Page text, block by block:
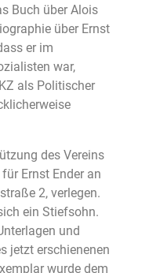
Buch über Alois
über Ernst
er im
war,
als Politischer
des Vereins
für Ernst Ender an
2, verlegen.
ein Stiefsohn.
und
jetzt erschienenen
wurde dem